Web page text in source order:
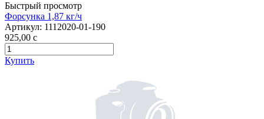
Быстрый просмотр
Форсунка 1,87 кг/ч
Артикул: 1112020-01-190
925,00 c
Купить